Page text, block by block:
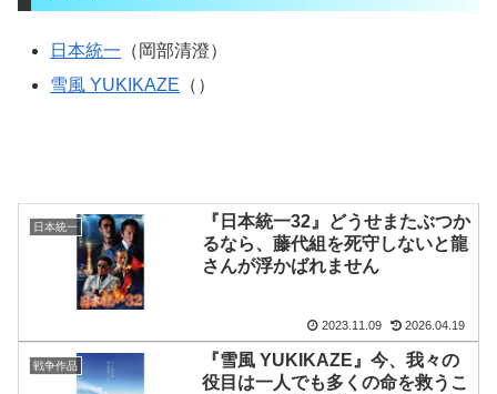
日本統一 （岡部清澄）
雪風 YUKIKAZE （）
日本統一
『日本統一32』どうせまたぶつか
るなら、藤代組を死守しないと龍
さんが浮かばれません
2023.11.09 2026.04.19
戦争作品
『雪風 YUKIKAZE』今、我々の
役目は一人でも多くの命を救うこ